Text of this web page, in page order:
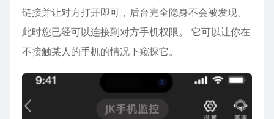
链接并让对方打开即可，后台完全隐身不会被发现。
此时您已经可以连接到对方手机权限。 它可以让你在
不接触某人的手机的情况下窥探它。